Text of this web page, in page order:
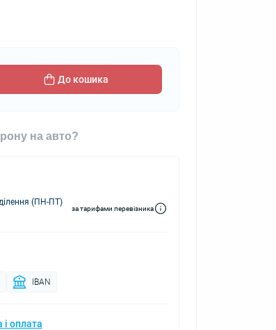
До кошика
на авто?
(ПН-ПТ)
за тарифами перевізника
IBAN
оплата